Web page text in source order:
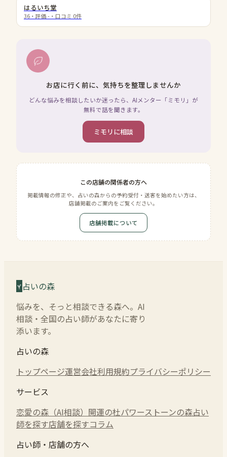
はるいち堂
36 ・評価 - ・口コミ 0件
お店に行く前に、気持ちを整理しませんか
どんな悩みを相談したいか迷ったら、AIメンター「ミモリ」が
無料で話を聞きます。
ミモリに相談
この店舗の関係者の方へ
掲載情報の修正や、占いの森からの予約受付・送客を始めたい方は、
店舗掲載のご案内をご覧ください。
店舗掲載について
占いの森
悩みを、そっと相談できる森へ。AI
相談・全国の占い師があなたに寄り
添います。
占いの森
トップページ運営会社利用規約プライバシーポリシー
サービス
恋愛の森（AI相談） 開運の杜パワーストーンの森占い
師を探す店舗を探すコラム
占い師・店舗の方へ